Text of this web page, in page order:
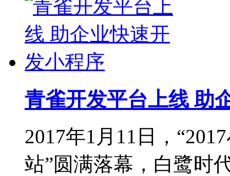
青雀开发平台上线 助
2017年1月11日，
站”圆满落幕，白鹭时